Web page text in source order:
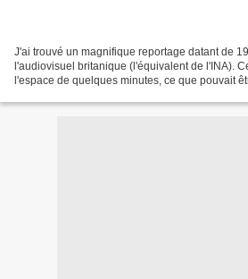
J'ai trouvé un magnifique reportage datant de
l'audiovisuel britanique (l'équivalent de l'INA).
l'espace de quelques minutes, ce que pouvait